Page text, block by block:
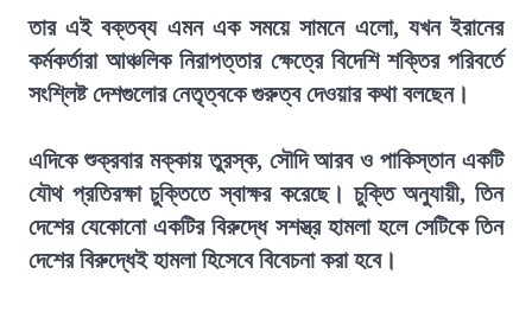
তার এই বক্তব্য এমন এক সময়ে সামনে এলো, যখন ইরানের
কর্মকর্তারা আঞ্চলিক নিরাপত্তার ক্ষেত্রে বিদেশি শক্তির পরিবর্তে
সংশ্লিষ্ট দেশগুলোর নেতৃত্বকে গুরুত্ব দেওয়ার কথা বলছেন।
এদিকে শুক্রবার মক্কায় তুরস্ক, সৌদি আরব ও পাকিস্তান একটি
যৌথ প্রতিরক্ষা চুক্তিতে স্বাক্ষর করেছে। চুক্তি অনুযায়ী, তিন
দেশের যেকোনো একটির বিরুদ্ধে সশস্ত্র হামলা হলে সেটিকে তিন
দেশের বিরুদ্ধেই হামলা হিসেবে বিবেচনা করা হবে।